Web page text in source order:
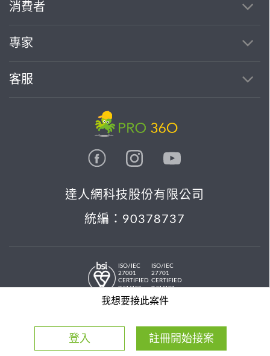
我想要接此案件
登入 註冊開始接案
消費者
專家
客服
達人網科技股份有限公司
統編：90378737
ISO/IEC
27001
CERTIFIED
IS 814197
ISO/IEC
27701
CERTIFIED
IS 814197
© 2026 PRO36O. All rights reserved.